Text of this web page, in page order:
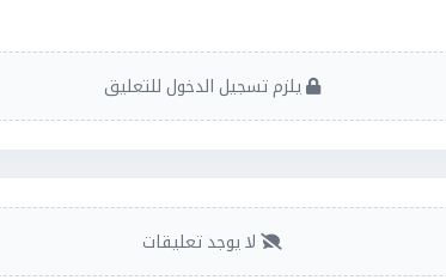
يلزم تسجيل الدخول للتعليق
لا يوجد تعليقات